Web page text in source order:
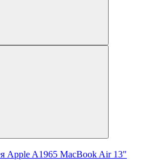
Apple A1965 MacBook Air 13"